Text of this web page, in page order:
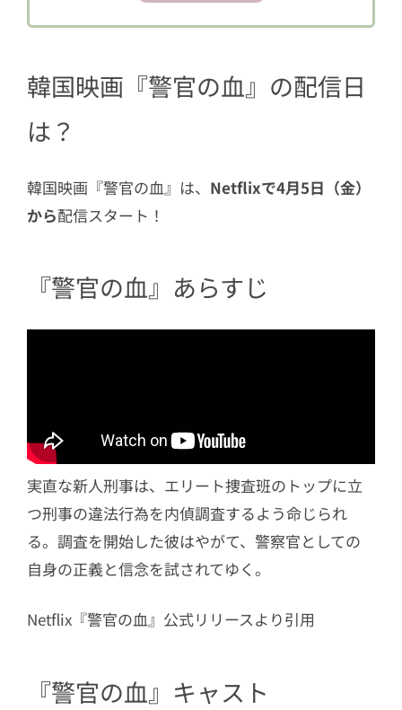
3.3ファン・イノ（パク・ヒスン）
3.5チャ・ドンチョル（パク・ミョン
4
韓国映画『警官の血』の配信日
は？
韓国映画『警官の血』は、 Netflixで4月5日（金）
から配信スタート！
『警官の血』あらすじ
実直な新人刑事は、エリート捜査班のトップに立
つ刑事の違法行為を内偵調査するよう命じられ
る。調査を開始した彼はやがて、警察官としての
自身の正義と信念を試されてゆく。
Netflix『警官の血』公式リリースより引用
『警官の血』キャスト